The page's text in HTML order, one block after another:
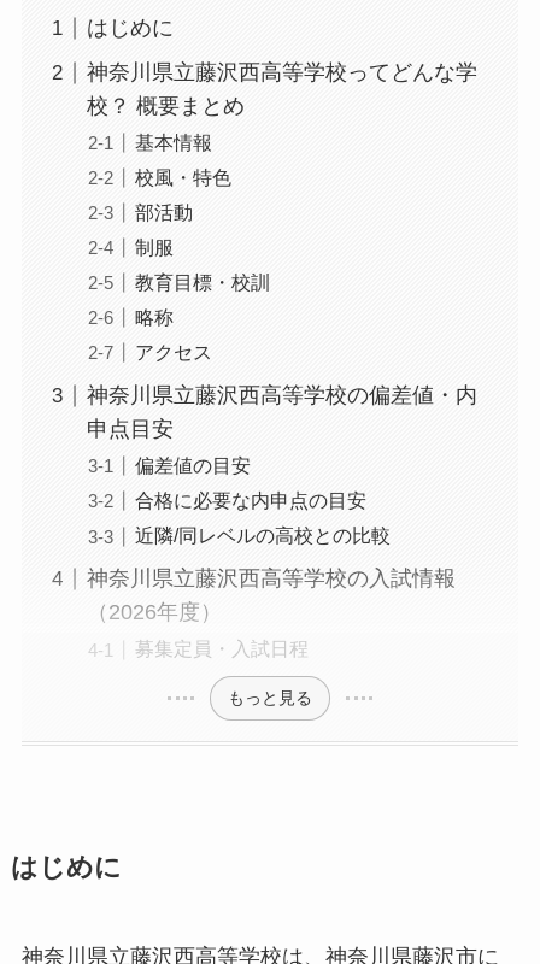
はじめに
神奈川県立藤沢西高等学校ってどんな学
校？ 概要まとめ
基本情報
校風・特色
部活動
制服
教育目標・校訓
略称
アクセス
神奈川県立藤沢西高等学校の偏差値・内
申点目安
偏差値の目安
合格に必要な内申点の目安
近隣/同レベルの高校との比較
神奈川県立藤沢西高等学校の入試情報
（2026年度）
募集定員・入試日程
もっと見る
はじめに
神奈川県立藤沢西高等学校は、神奈川県藤沢市に